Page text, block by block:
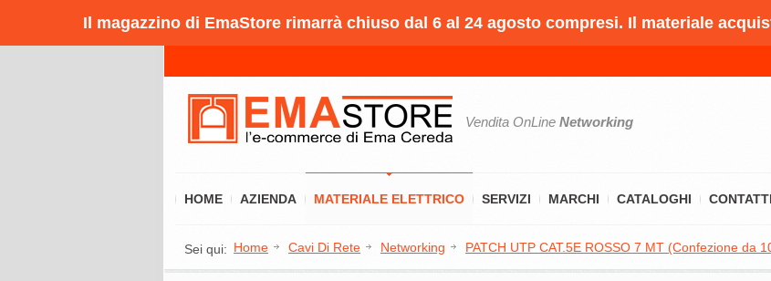
Il magazzino di EmaStore rimarrà chiuso dal 6 al 24 agosto compresi. Il materiale
Vendita OnLine Networking
HOME AZIENDA MATERIALE ELETTRICO SERVIZI MARCHI CATALOGHI CONTATTI
Sei qui: Home Cavi Di Rete Networking PATCH UTP CAT.5E ROSSO 7 MT (Confezione da